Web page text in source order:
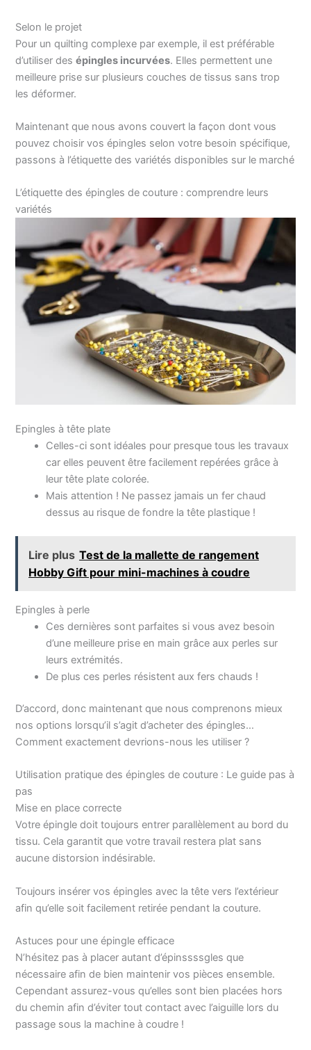
Selon le projet
Pour un quilting complexe par exemple, il est préférable
d’utiliser desépingles incurvées. Elles permettent une
meilleure prise sur plusieurs couches de tissus sans trop
les déformer.
Maintenant que nous avons couvert la façon dont vous
pouvez choisir vos épingles selon votre besoin spécifique,
passons à l’étiquette des variétés disponibles sur le marché
L’étiquette des épingles de couture : comprendre leurs
variétés
Epingles à tête plate
Celles-ci sont idéales pour presque tous les travaux
car elles peuvent être facilement repérées grâce à
leur tête plate colorée.
Mais attention ! Ne passez jamais un fer chaud
dessus au risque de fondre la tête plastique !
Lire plus Test de la mallette de rangement
Hobby Gift pour mini-machines à coudre
Epingles à perle
Ces dernières sont parfaites si vous avez besoin
d’une meilleure prise en main grâce aux perles sur
leurs extrémités.
De plus ces perles résistent aux fers chauds !
D’accord, donc maintenant que nous comprenons mieux
nos options lorsqu’il s’agit d’acheter des épingles…
Comment exactement devrions-nous les utiliser ?
Utilisation pratique des épingles de couture : Le guide pas à
pas
Mise en place correcte
Votre épingle doit toujours entrer parallèlement au bord du
tissu. Cela garantit que votre travail restera plat sans
aucune distorsion indésirable.
Toujours insérer vos épingles avec la tête vers l’extérieur
afin qu’elle soit facilement retirée pendant la couture.
Astuces pour une épingle efficace
N’hésitez pas à placer autant d’épinssssgles que
nécessaire afin de bien maintenir vos pièces ensemble.
Cependant assurez-vous qu’elles sont bien placées hors
du chemin afin d’éviter tout contact avec l’aiguille lors du
passage sous la machine à coudre !